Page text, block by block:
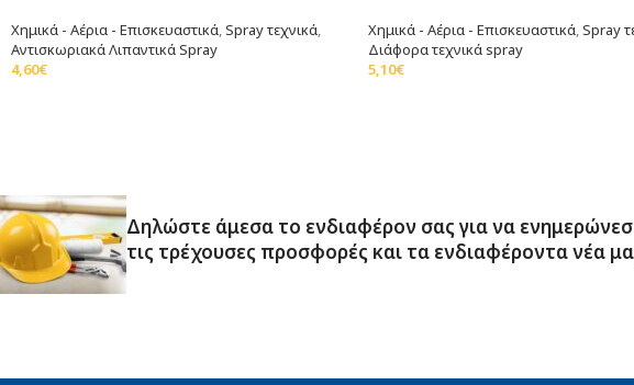
Χημικά - Αέρια - Επισκευαστικά,Spray τεχνικά,
Αντισκωριακά Λιπαντικά Spray
4,60€
Χημικά - Αέρια - Επισκευαστικά,Spray
Διάφορα τεχνικά spray
5,10€
Δηλώστε άμεσα το ενδιαφέρον σας για να
τις τρέχουσες προσφορές και τα ενδιαφέροντα νέα